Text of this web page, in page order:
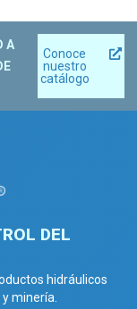
A
Conoce
nuestro
catálogo
DEL
hidráulicos
minería.